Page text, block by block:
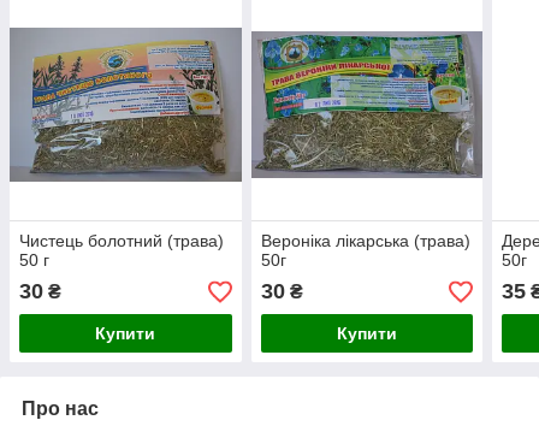
Чистець болотний (трава)
50 г
30 ₴
Купити
Вероніка лікарська (трава)
50г
30₴
Купити
50г
35
Про нас